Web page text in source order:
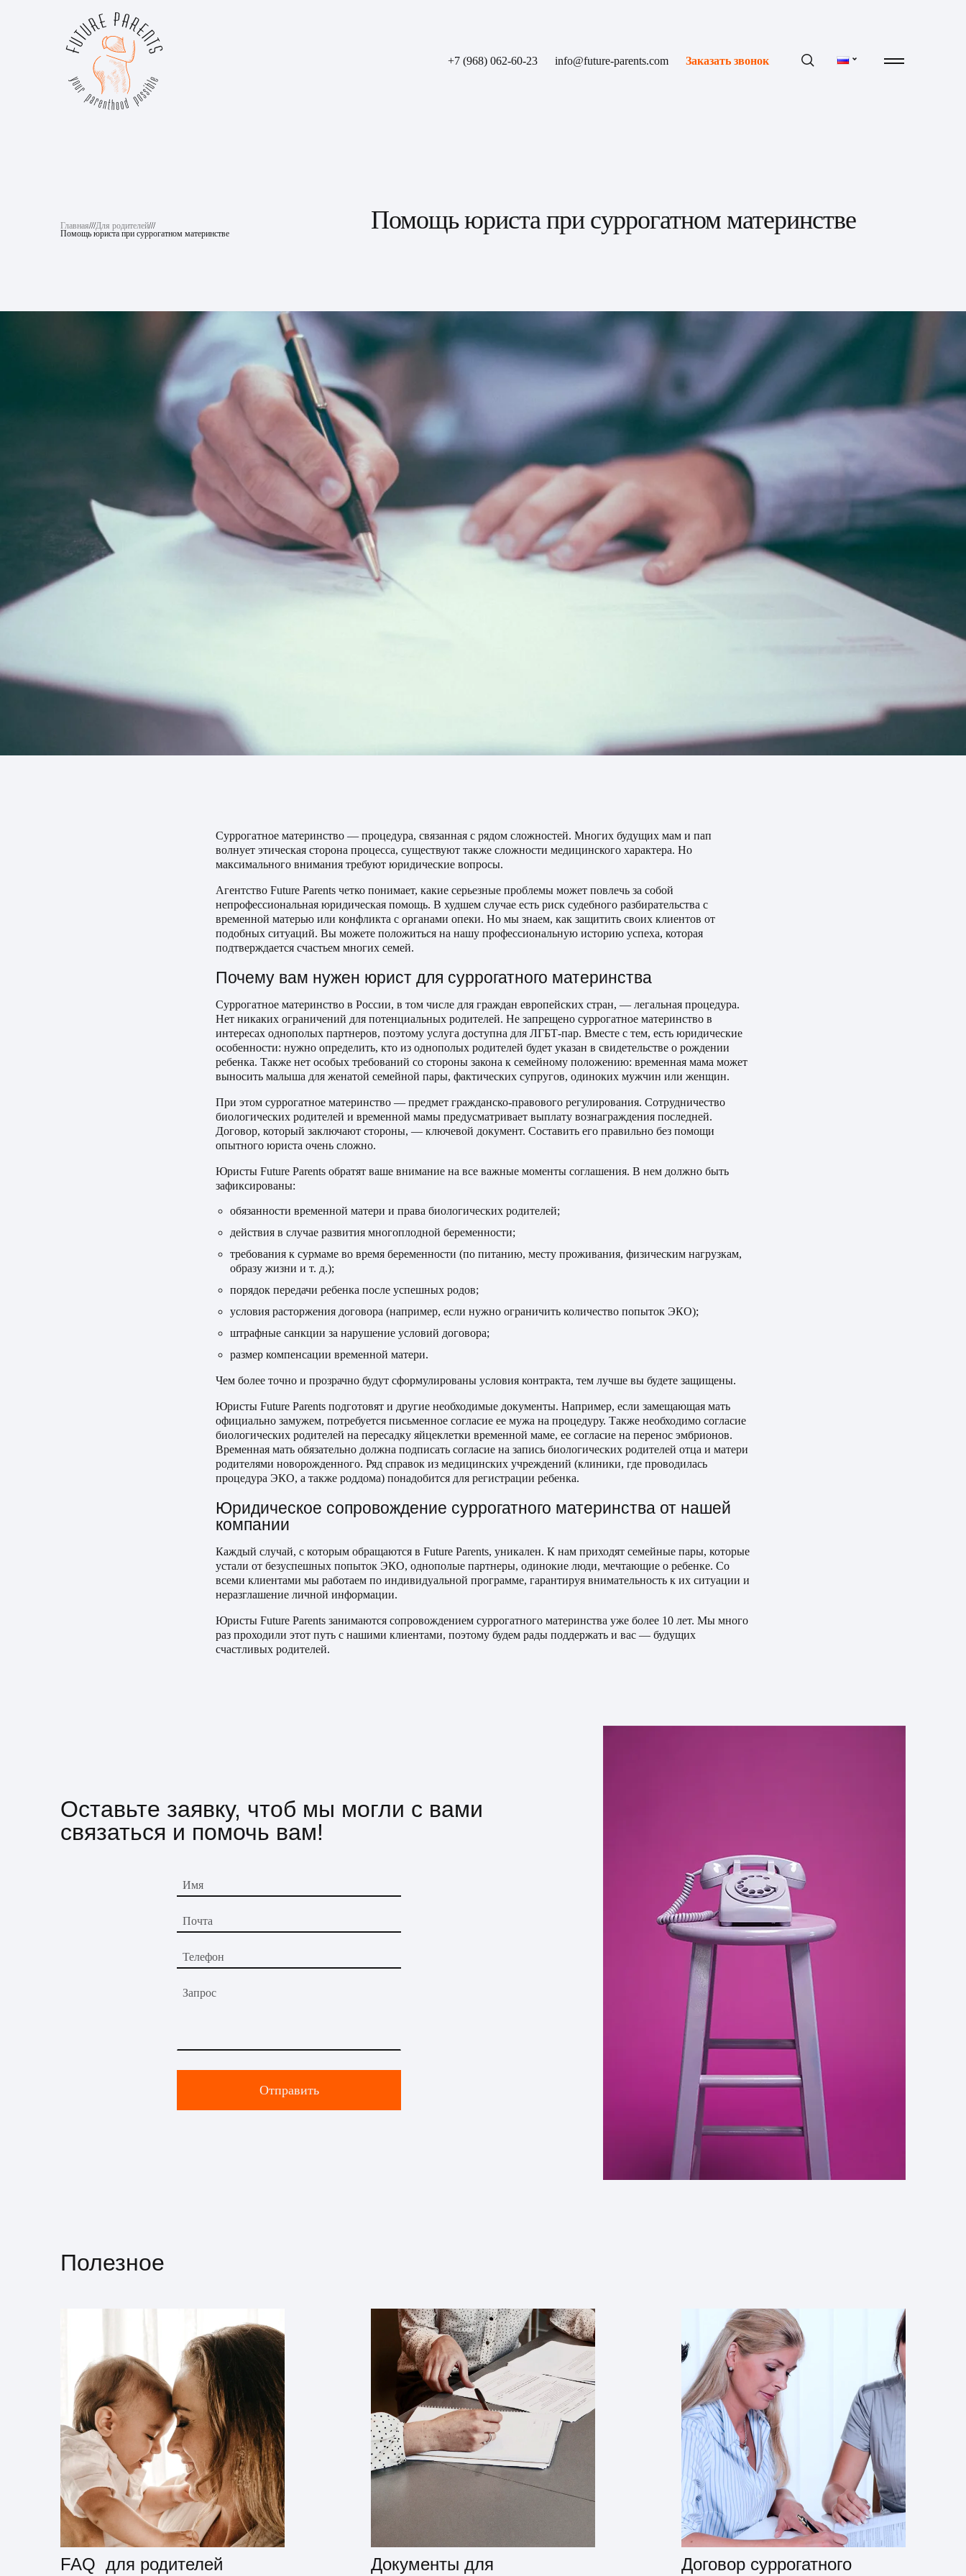
+7 (968) 062-60-23 info@future-parents.com Заказать звонок
Главная///Для родителей///
Помощь юриста при суррогатном материнстве Помощь юриста при суррогатном материнстве
Суррогатное материнство — процедура, связанная с рядом сложностей. Многих будущих мам и пап
волнует этическая сторона процесса, существуют также сложности медицинского характера. Но
максимального внимания требуют юридические вопросы.
Агентство Future Parents четко понимает, какие серьезные проблемы может повлечь за собой
непрофессиональная юридическая помощь. В худшем случае есть риск судебного разбирательства с
временной матерью или конфликта с органами опеки. Но мы знаем, как защитить своих клиентов от
подобных ситуаций. Вы можете положиться на нашу профессиональную историю успеха, которая
подтверждается счастьем многих семей.
Почему вам нужен юрист для суррогатного материнства
Суррогатное материнство в России, в том числе для граждан европейских стран, — легальная процедура.
Нет никаких ограничений для потенциальных родителей. Не запрещено суррогатное материнство в
интересах однополых партнеров, поэтому услуга доступна для ЛГБТ-пар. Вместе с тем, есть юридические
особенности: нужно определить, кто из однополых родителей будет указан в свидетельстве о рождении
ребенка. Также нет особых требований со стороны закона к семейному положению: временная мама может
выносить малыша для женатой семейной пары, фактических супругов, одиноких мужчин или женщин.
При этом суррогатное материнство — предмет гражданско-правового регулирования. Сотрудничество
биологических родителей и временной мамы предусматривает выплату вознаграждения последней.
Договор, который заключают стороны, — ключевой документ. Составить его правильно без помощи
опытного юриста очень сложно.
Юристы Future Parents обратят ваше внимание на все важные моменты соглашения. В нем должно быть
зафиксированы:
обязанности временной матери и права биологических родителей;
действия в случае развития многоплодной беременности;
требования к сурмаме во время беременности (по питанию, месту проживания, физическим нагрузкам,
образу жизни и т. д.);
порядок передачи ребенка после успешных родов;
условия расторжения договора (например, если нужно ограничить количество попыток ЭКО);
штрафные санкции за нарушение условий договора;
размер компенсации временной матери.
Чем более точно и прозрачно будут сформулированы условия контракта, тем лучше вы будете защищены.
Юристы Future Parents подготовят и другие необходимые документы. Например, если замещающая мать
официально замужем, потребуется письменное согласие ее мужа на процедуру. Также необходимо согласие
биологических родителей на пересадку яйцеклетки временной маме, ее согласие на перенос эмбрионов.
Временная мать обязательно должна подписать согласие на запись биологических родителей отца и матери
родителями новорожденного. Ряд справок из медицинских учреждений (клиники, где проводилась
процедура ЭКО, а также роддома) понадобится для регистрации ребенка.
Юридическое сопровождение суррогатного материнства от нашей
компании
Каждый случай, с которым обращаются в Future Parents, уникален. К нам приходят семейные пары, которые
устали от безуспешных попыток ЭКО, однополые партнеры, одинокие люди, мечтающие о ребенке. Со
всеми клиентами мы работаем по индивидуальной программе, гарантируя внимательность к их ситуации и
неразглашение личной информации.
Юристы Future Parents занимаются сопровождением суррогатного материнства уже более 10 лет. Мы много
раз проходили этот путь с нашими клиентами, поэтому будем рады поддержать и вас — будущих
счастливых родителей.
Оставьте заявку, чтоб мы могли с вами
связаться и помочь вам!
Имя
Почта
Телефон
Запрос
Отправить
Полезное
FAQ для родителей
Документы для
Договор суррогатного